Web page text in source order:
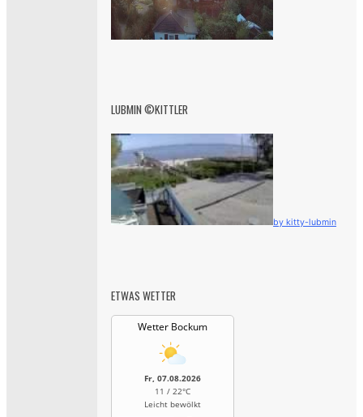
LUBMIN ©KITTLER
by kitty-lubmin
ETWAS WETTER
Wetter Bockum
Fr, 07.08.2026
11 / 22°C
Leicht bewölkt